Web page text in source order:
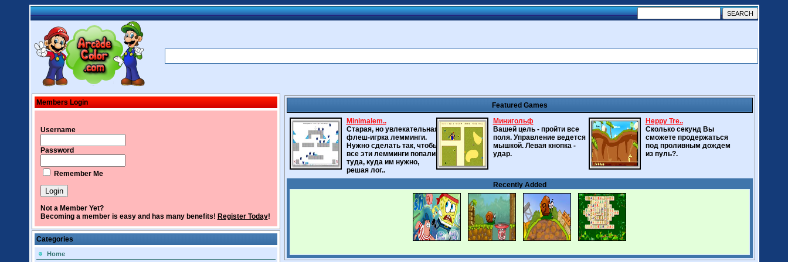
Members Login
Username
Password
Remember Me
Not a Member Yet?
Becoming a member is easy and has many benefits! Register Today!
Categories
Home
Featured Games
Minimalem..
Старая, но увлекательная
флеш-игрка лемминги.
Нужно сделать так, чтобы
все эти лемминги попали
туда, куда им нужно,
решая лог..
Минигольф
Вашей цель - пройти все
поля. Управление ведется
мышкой. Левая кнопка -
удар.
Heppy Tre..
Сколько секунд Вы
сможете продержаться
под проливным дождем
из пуль?.
Recently Added